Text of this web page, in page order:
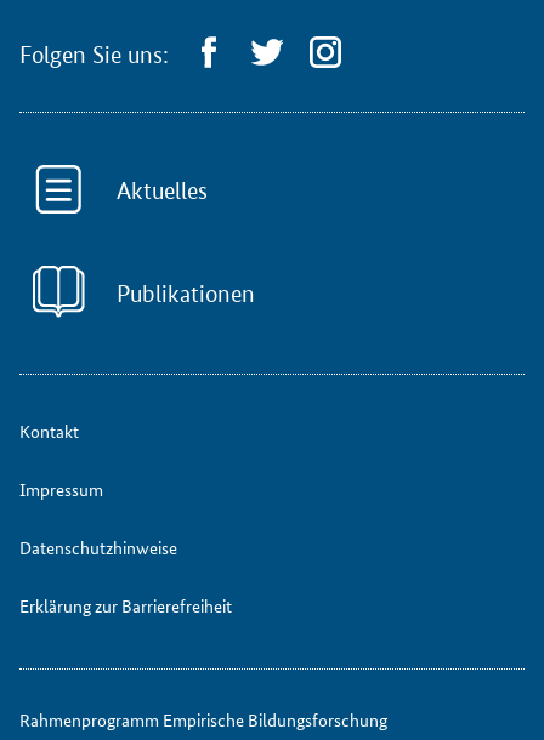
Folgen Sie uns:
Aktuelles
Publikationen
Kontakt
Impressum
Datenschutzhinweise
Erklärung zur Barrierefreiheit
Rahmenprogramm Empirische Bildungsforschung